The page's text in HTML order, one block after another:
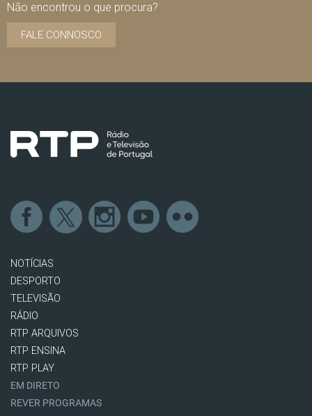
Não encontrou o que procura?
FALE CONNOSCO
NOTÍCIAS
DESPORTO
TELEVISÃO
RÁDIO
RTP ARQUIVOS
RTP ENSINA
RTP PLAY
EM DIRETO
REVER PROGRAMAS